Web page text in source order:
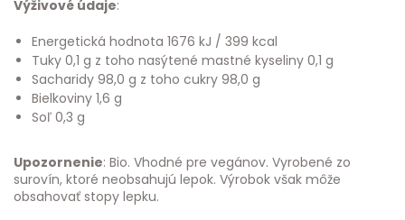
Výživové údaje:
Energetická hodnota 1676 kJ / 399 kcal
Tuky 0,1 g z toho nasýtené mastné kyseliny 0,1 g
Sacharidy 98,0 g z toho cukry 98,0 g
Bielkoviny 1,6 g
Soľ 0,3 g
Upozornenie: Bio. Vhodné pre vegánov. Vyrobené zo
surovín, ktoré neobsahujú lepok. Výrobok však môže
obsahovať stopy lepku.